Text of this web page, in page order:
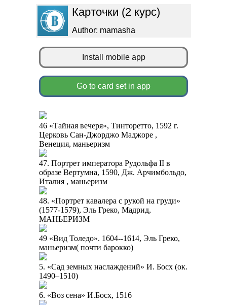
Карточки (2 курс)
Author: mamasha
Install mobile app
Go to card set in app
46 «Тайная вечеря», Тинторетто, 1592 г.
Церковь Сан-Джорджо Маджоре ,
Венеция, маньеризм
47. Портрет императора Рудольфа II в
образе Вертумна, 1590, Дж. Арчимбольдо,
Италия , маньеризм
48. «Портрет кавалера с рукой на груди»
(1577-1579), Эль Греко, Мадрид,
МАНЬЕРИЗМ
49 «Вид Толедо». 1604--1614, Эль Греко,
маньеризм( почти барокко)
5. «Сад земных наслаждений» И. Босх (ок.
1490–1510)
6. «Воз сена» И.Босх, 1516